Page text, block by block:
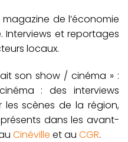
magazine de l’économie
Interviews et reportages
locaux.
son show / cinéma » :
: des interviews
les scènes de la région,
dans les avant-
Cinéville et au CGR.